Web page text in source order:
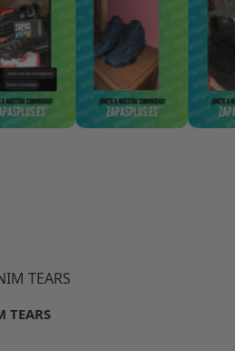
TEARS